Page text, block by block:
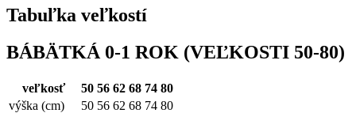
Tabuľka veľkostí
BÁBÄTKÁ 0-1 ROK (VEĽKOSTI 50-80)
veľkosť 50 56 62 68 74 80
výška (cm)
50 56 62 68 74 80